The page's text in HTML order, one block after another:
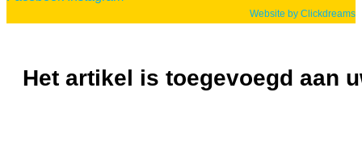
Website by Clickdreams
Het artikel is toegevoegd aan